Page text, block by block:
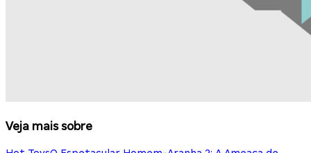
Veja mais sobre